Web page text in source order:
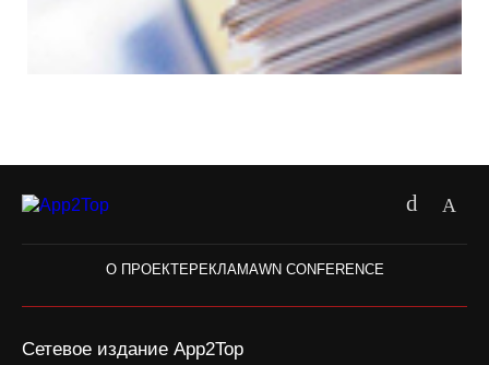
О ПРОЕКТЕРЕКЛАМАWN CONFERENCE
Сетевое издание App2Top